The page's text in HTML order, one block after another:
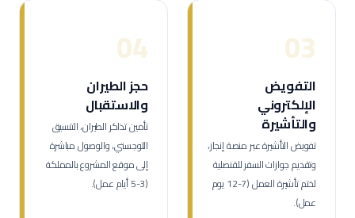
03
التفويض
الإلكتروني
والتأشيرة
تفويض التأشيرة عبر منصة إنجاز،
وتقديم جوازات السفر للقنصلية
لختم تأشيرة العمل (7-12 يوم
عمل).
04
حجز الطيران
والاستقبال
تأمين تذاكر الطيران، التنسيق
اللوجستي، والوصول مباشرة
إلى موقع المشروع بالمملكة
(3-5 أيام عمل).